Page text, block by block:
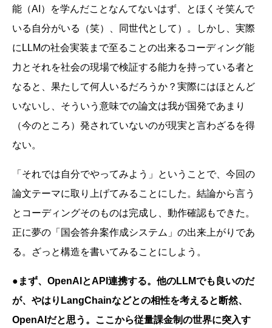
能（AI）を学んだことなんてないはず、とほくそ笑んで
いる自分がいる（笑）、同世代として）。しかし、実際
にLLMの社会実装まで至ることの出来るコーディング能
力とそれを社会の現場で検証する能力を持っている者と
なると、果たして何人いるだろうか？実際にはほとんど
いないし、そういう意味での論文は我が国発であまり
（今のところ）発されていないのが現実と言わざるを得
ない。
「それでは自分でやってみよう」ということで、今回の
論文テーマに取り上げてみることにした。結論から言う
とコーディングそのものは完成し、動作確認もできた。
正に夢の「国会答弁案作成システム」の出来上がりであ
る。ざっと構造を書いてみることにしよう。
●まず、OpenAIとAPI連携する。他のLLMでも良いのだ
が、やはりLangChainなどとの相性を考えると断然、
OpenAIだと思う。ここから従量課金制の世界に突入す